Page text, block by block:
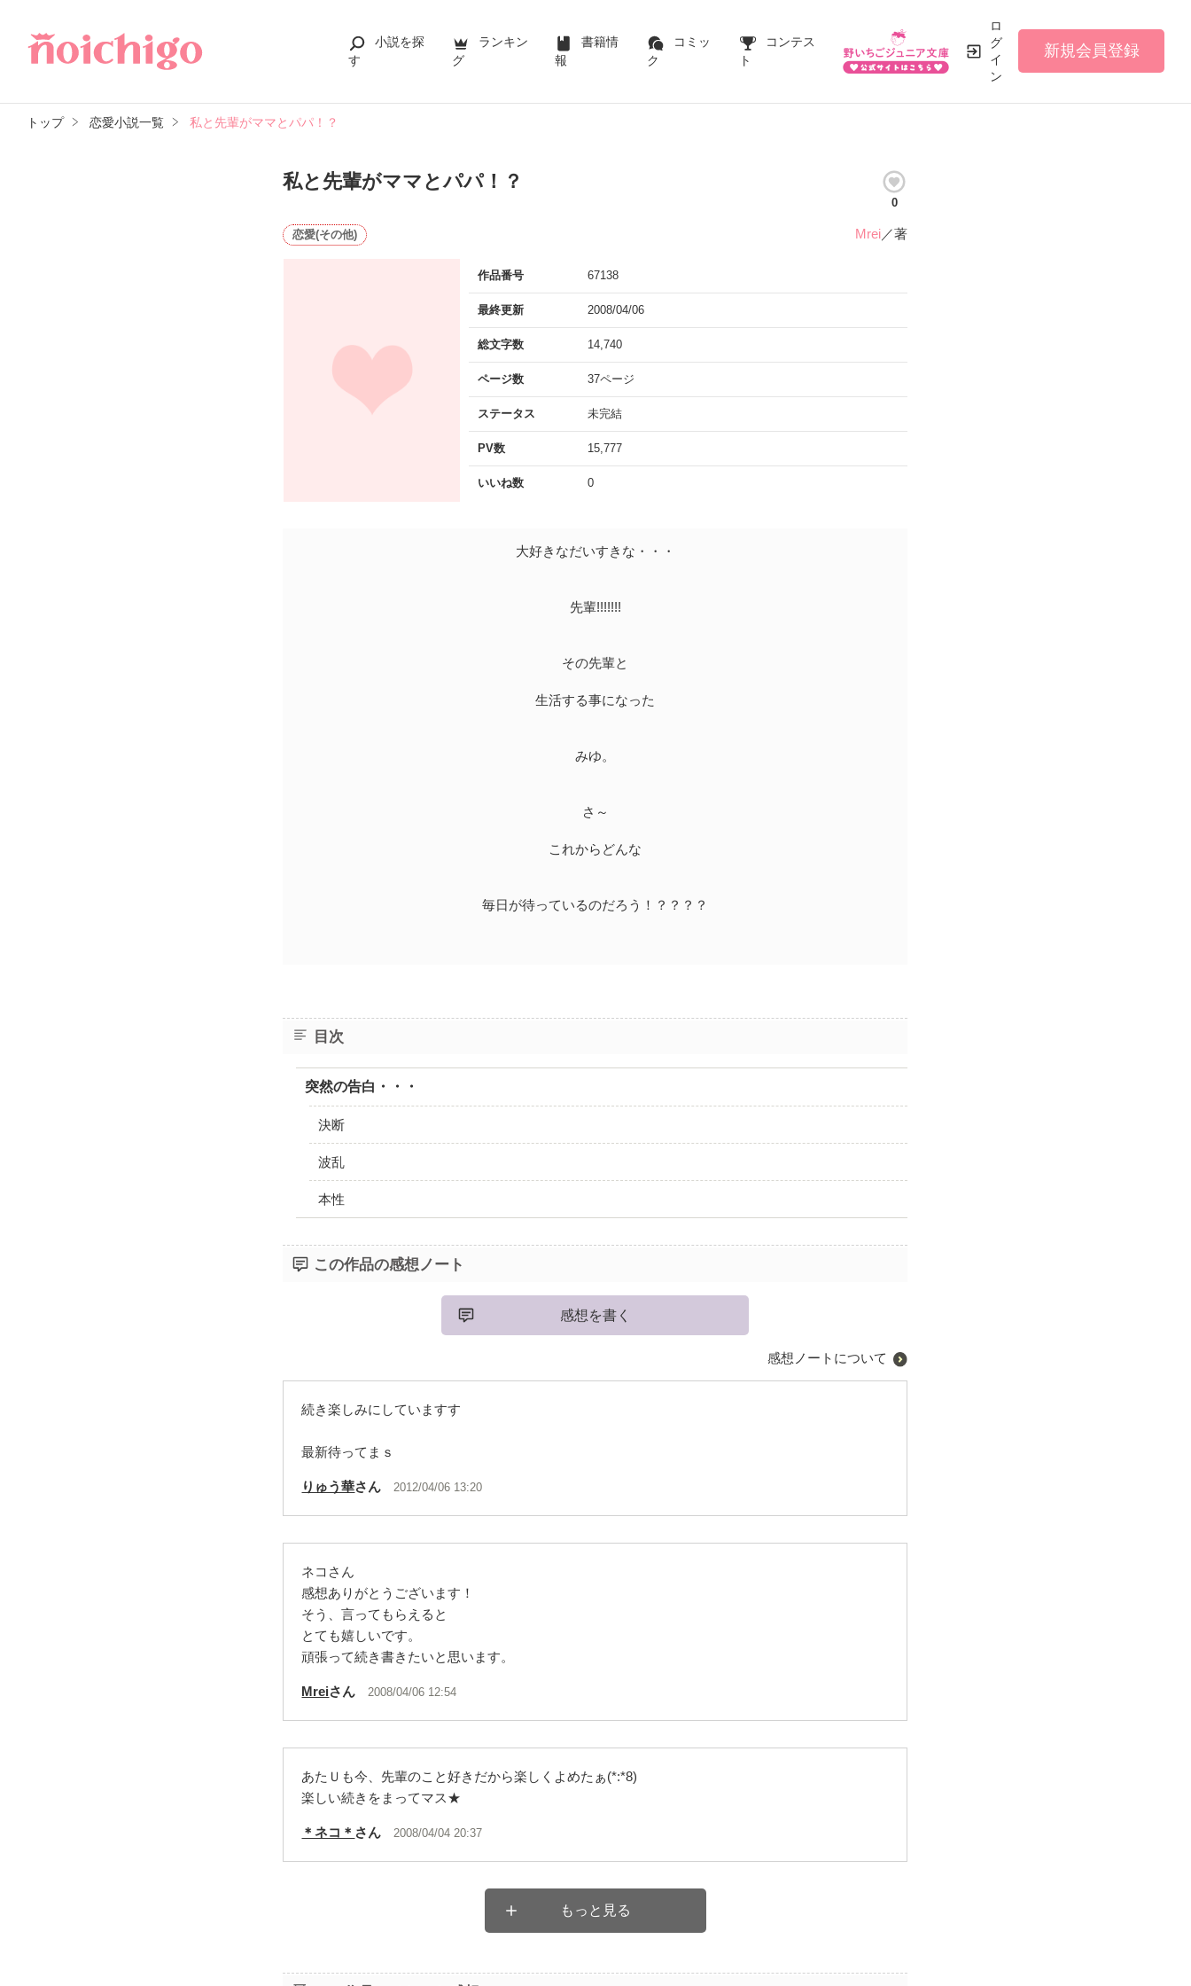
小説を探
す
ランキン
グ
書籍情
報
コミッ
ク
コンテス
ト
ロ
グ
イ
ン
新規会員登録
トップ 恋愛小説一覧 私と先輩がママとパパ！？
私と先輩がママとパパ！？
0
恋愛(その他) Mrei／著
作品番号 67138
最終更新 2008/04/06
総文字数 14,740
ページ数 37ページ
ステータス 未完結
PV数 15,777
いいね数 0
大好きなだいすきな・・・
先輩!!!!!!!
その先輩と
生活する事になった
みゆ。
さ～
これからどんな
毎日が待っているのだろう！？？？？
目次
突然の告白・・・
決断
波乱
本性
この作品の感想ノート
感想を書く
感想ノートについて
続き楽しみにしていますす
最新待ってまｓ
りゅう華さん 2012/04/06 13:20
ネコさん
感想ありがとうございます！
そう、言ってもらえると
とても嬉しいです。
頑張って続き書きたいと思います。
Mreiさん 2008/04/06 12:54
あたＵも今、先輩のこと好きだから楽しくよめたぁ(*:*8)
楽しい続きをまってマス★
＊ネコ＊ さん 2008/04/04 20:37
もっと見る